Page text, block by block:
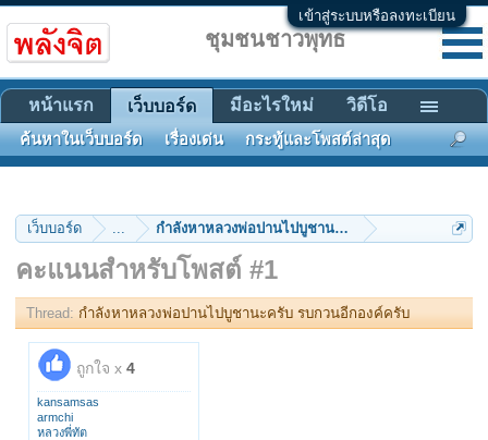
เข้าสู่ระบบหรือลงทะเบียน
เว็บบอร์ด ... กำลังหาหลวงพ่อปานไปบูชานะครับ รบกวนอีกองค์ครับ
คะแนนสำหรับโพสต์ #1
Thread: กำลังหาหลวงพ่อปานไปบูชานะครับ รบกวนอีกองค์ครับ
ถูกใจ x 4
kansamsas
armchi
หลวงพี่ทัต
ชุมชนชาวพุทธ
หน้าแรก เว็บบอร์ด
ค้นหาในเว็บบอร์ด เรื่องเด่น กระทู้และโพสต์ล่าสุด
มีอะไรใหม่ วิดีโอ